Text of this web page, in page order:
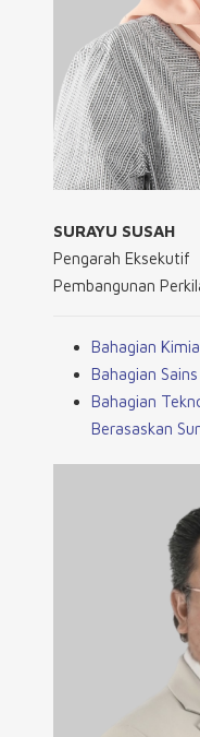
SURAYU SUSAH
Pengarah Eksekutif
Pembangunan
Bahagian
Bahagian
Bahagian
Berasaskan